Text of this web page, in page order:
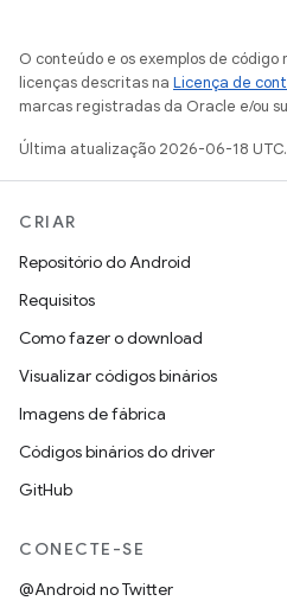
O conteúdo e os exemplos de
licenças descritas na Licença de
marcas registradas da Oracle e/ou
Última atualização 2026-06-18 UTC.
CRIAR
Repositório do Android
Requisitos
Como fazer o download
Visualizar códigos binários
Imagens de fábrica
Códigos binários do driver
GitHub
CONECTE-SE
@Android no Twitter